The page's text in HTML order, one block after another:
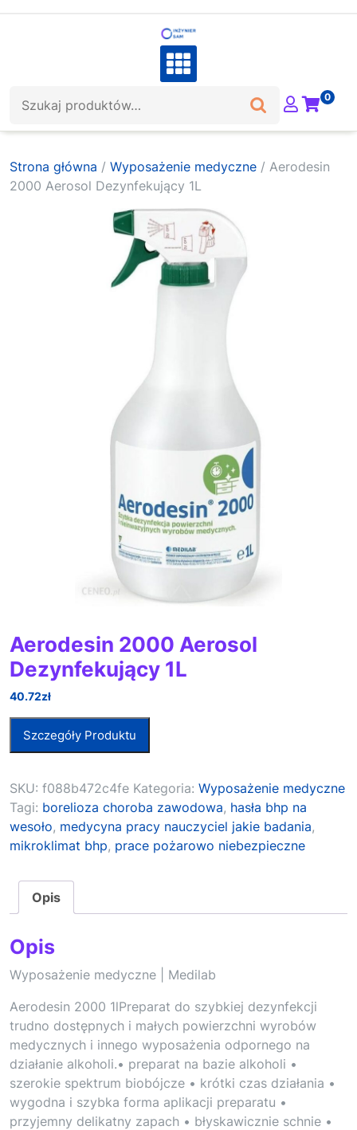
0
Strona główna / Wyposażenie medyczne / Aerodesin
2000 Aerosol Dezynfekujący 1L
Aerodesin 2000 Aerosol
Dezynfekujący 1L
40.72zł
Szczegóły Produktu
SKU: f088b472c4fe Kategoria: Wyposażenie medyczne
Tagi: borelioza choroba zawodowa, hasła bhp na
wesoło, medycyna pracy nauczyciel jakie badania,
mikroklimat bhp, prace pożarowo niebezpieczne
Opis
Opis
Wyposażenie medyczne | Medilab
Aerodesin 2000 1lPreparat do szybkiej dezynfekcji
trudno dostępnych i małych powierzchni wyrobów
medycznych i innego wyposażenia odpornego na
działanie alkoholi.• preparat na bazie alkoholi •
szerokie spektrum biobójcze • krótki czas działania •
wygodna i szybka forma aplikacji preparatu •
przyjemny delikatny zapach • błyskawicznie schnie •